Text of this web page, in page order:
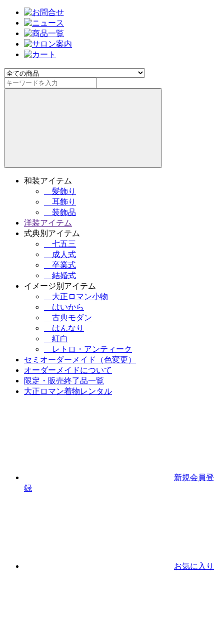
和装アイテム
髪飾り
耳飾り
装飾品
洋装アイテム
式典別アイテム
七五三
成人式
卒業式
結婚式
イメージ別アイテム
大正ロマン小物
はいから
古典モダン
はんなり
紅白
レトロ・アンティーク
セミオーダーメイド（色変更）
オーダーメイドについて
限定・販売終了品一覧
大正ロマン着物レンタル
新規会員登
録
お気に入り